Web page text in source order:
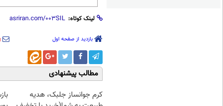
لینک کوتاه:
بازدید از صفحه اول
مطالب پیشنهادی
کرم جوانساز جلبک، هدیه